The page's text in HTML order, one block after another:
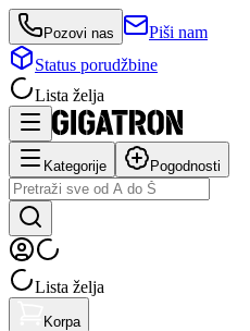
Pozovi nas
Piši nam
Status porudžbine
Lista želja
Kategorije Pogodnosti
Lista želja
Korpa